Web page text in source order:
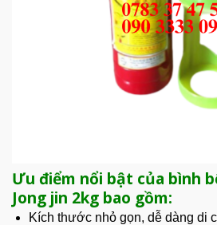
Ưu điểm nổi bật của bình
Jong jin 2kg bao gồm:
Kích thước nhỏ gọn, dễ dàng di